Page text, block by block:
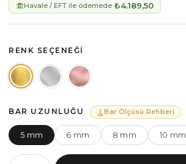
Havale / EFT ile ödemede ₺4.189,50
RENK SEÇENEĞI
BAR UZUNLUĞU Bar Ölçüsü Rehberi
5 mm 6 mm 8 mm 10 mm